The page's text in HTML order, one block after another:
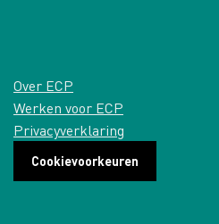
Over ECP
Werken voor ECP
Privacyverklaring
Cookievoorkeuren